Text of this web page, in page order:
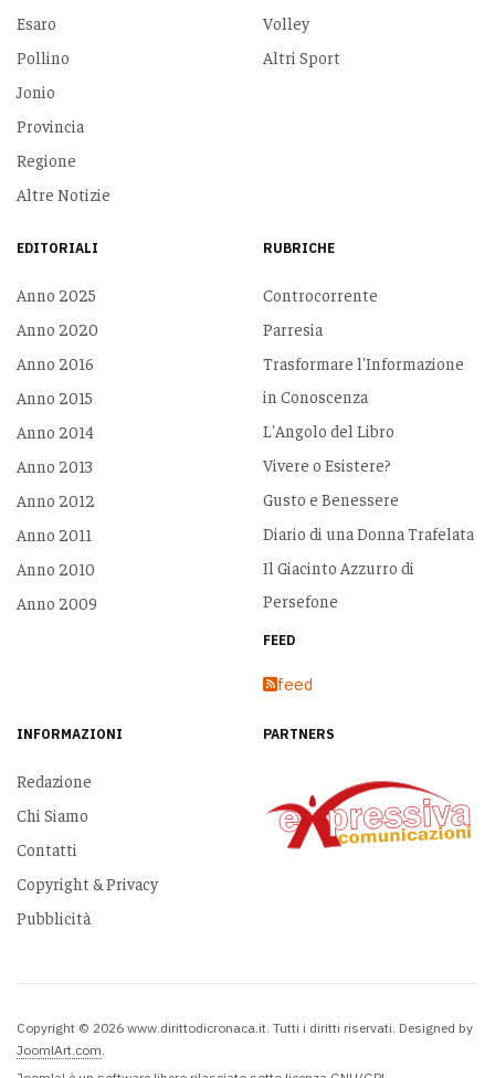
Esaro
Pollino
Jonio
Provincia
Regione
Altre Notizie
Volley
Altri Sport
EDITORIALI
Anno 2025
Anno 2020
Anno 2016
Anno 2015
Anno 2014
Anno 2013
Anno 2012
Anno 2011
Anno 2010
Anno 2009
RUBRICHE
Controcorrente
Parresia
Trasformare l'Informazione
in Conoscenza
L'Angolo del Libro
Vivere o Esistere?
Gusto e Benessere
Diario di una Donna Trafelata
Il Giacinto Azzurro di
Persefone
FEED
feed
INFORMAZIONI
Redazione
Chi Siamo
Contatti
Copyright & Privacy
Pubblicità
PARTNERS
Copyright © 2026 www.dirittodicronaca.it. Tutti i diritti riservati. Designed by
JoomlArt.com